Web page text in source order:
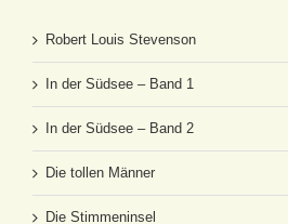
Robert Louis Stevenson
In der Südsee – Band 1
In der Südsee – Band 2
Die tollen Männer
Die Stimmeninsel